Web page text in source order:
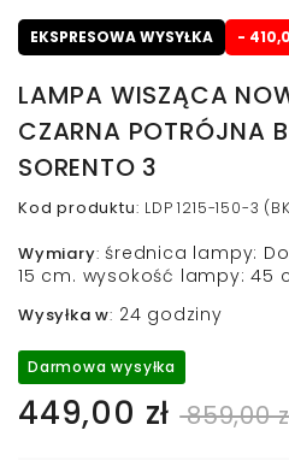
EKSPRESOWA WYSYŁKA -
LAMPA WISZĄCA
CZARNA POTRÓJNA
SORENTO 3
Kod produktu: LDP 1215-150-3
Wymiary: średnica lampy:
15 cm. wysokość lampy: 45
Wysyłka w: 24 godziny
Darmowa wysyłka
449,00 zł 859,00